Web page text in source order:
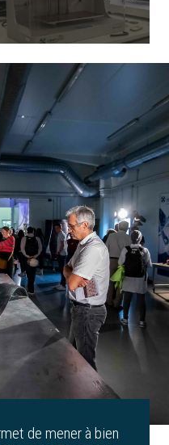
de mener à bien